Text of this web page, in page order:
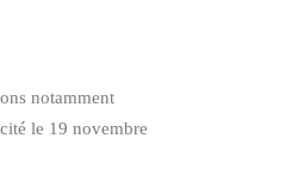
notamment
le 19 novembre